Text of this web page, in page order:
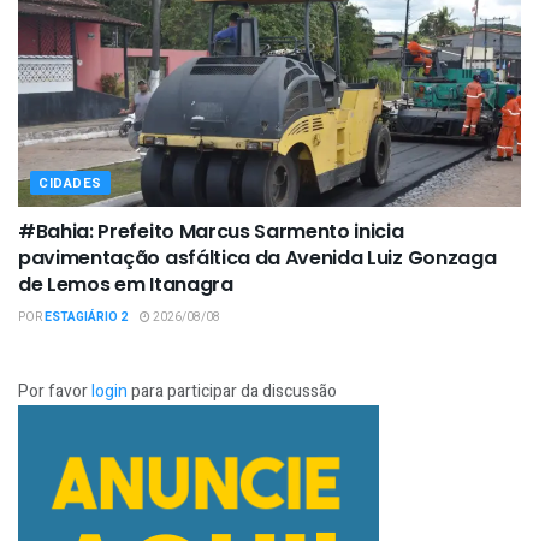
CIDADES
#Bahia: Prefeito Marcus Sarmento inicia
pavimentação asfáltica da Avenida Luiz Gonzaga
de Lemos em Itanagra
PORESTAGIÁRIO 2 2026/08/08
Por favorloginpara participar da discussão